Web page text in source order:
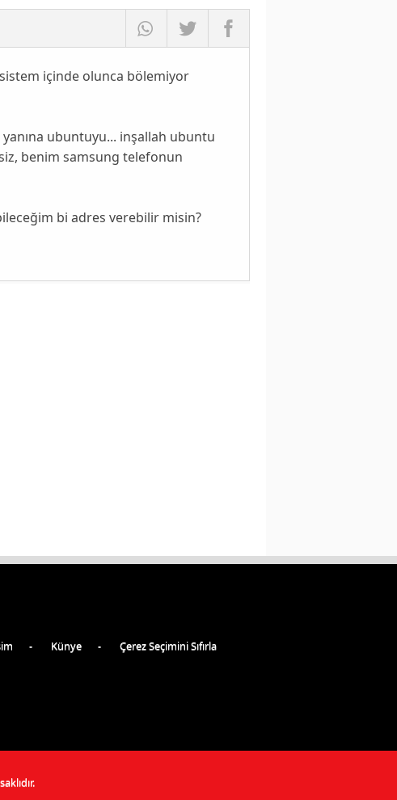
içinde olunca bölemiyor
ubuntuyu... inşallah ubuntu
benim samsung telefonun
bi adres verebilir misin?
Künye Çerez Seçimini Sıfırla